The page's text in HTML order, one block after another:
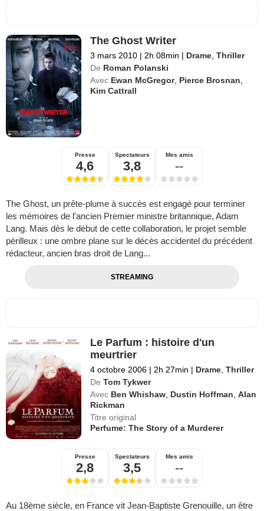
The Ghost Writer
3 mars 2010 | 2h 08min | Drame ,Thriller
De Roman Polanski
Avec Ewan McGregor, Pierce Brosnan
Kim Cattrall
Presse
4,6
Spectateurs
3,8
Mes amis
--
The Ghost, un prête-plume à succès est engagé pour terminer
les mémoires de l'ancien Premier ministre britannique, Adam
Lang. Mais dès le début de cette collaboration, le projet semble
périlleux : une ombre plane sur le décès accidentel du précédent
rédacteur, ancien bras droit de Lang...
STREAMING
Le Parfum : histoire d'un
meurtrier
4 octobre 2006 | 2h 27min | Drame ,Thriller
De Tom Tykwer
Avec Ben Whishaw Dustin Hoffman ,Alan
Rickman
Titre original
Perfume: The Story of a Murderer
Presse
2,8
Spectateurs
3,5
Mes amis
--
Au 18ème siècle, en France vit Jean-Baptiste Grenouille, un être